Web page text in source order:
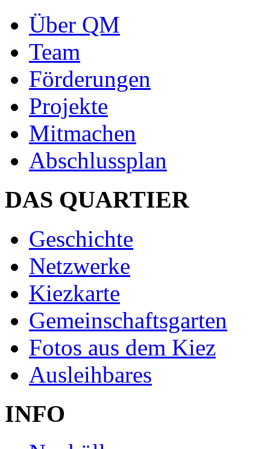
Über QM
Team
Förderungen
Projekte
Mitmachen
Abschlussplan
DAS QUARTIER
Geschichte
Netzwerke
Kiezkarte
Gemeinschaftsgarten
Fotos aus dem Kiez
Ausleihbares
INFO